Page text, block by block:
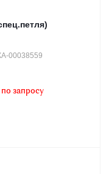
00038559
запросу